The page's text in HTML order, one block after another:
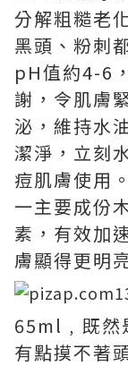
分解粗糙老
黑頭、粉刺
pH值約4-6
謝，令肌膚
泌，維持水
潔淨，立刻
痘肌膚使用
一主要成份
素，有效加
膚顯得更明
65ml﹐既然
有點摸不著